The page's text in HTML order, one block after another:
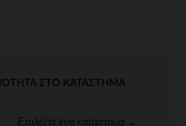
ΣΤΟ ΚΑΤΆΣΤΗΜΑ
Επιλέξτε ένα κατάστημα →